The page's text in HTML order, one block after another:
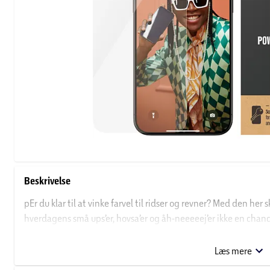
Beskrivelse
pEr du klar til at vinke farvel til ridser og revner? Med den her
hverdagens små ups’er, hovsa’er og åh-neeeeej’er ikke en
telefonens funktionalitet og lækre design. Skærmbeskytteren
reducerer fedtfingre og snavs på skærmen./p
Læs mere